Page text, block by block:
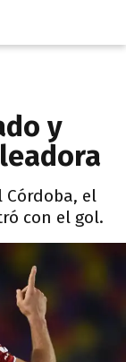
y
el
con el gol.